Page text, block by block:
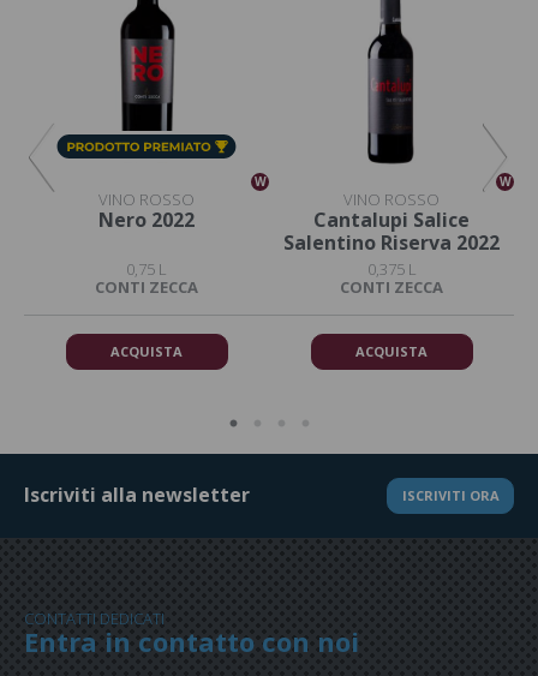
W
VINO ROSSO
Nero 2022
0,75 L
CONTI ZECCA
ACQUISTA
W
VINO ROSSO
Cantalupi Salice
Salentino Riserva 2022
0,375 L
CONTI ZECCA
ACQUISTA
Iscriviti alla newsletter ISCRIVITI ORA
CONTATTI DEDICATI
Entra in contatto con noi